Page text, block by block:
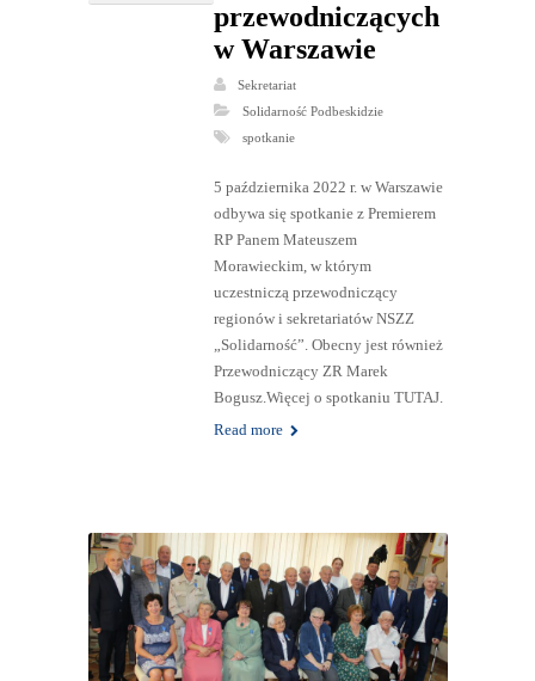
przewodniczących
w Warszawie
Sekretariat
Solidarność Podbeskidzie
spotkanie
5 października 2022 r. w Warszawie
odbywa się spotkanie z Premierem
RP Panem Mateuszem
Morawieckim, w którym
uczestniczą przewodniczący
regionów i sekretariatów NSZZ
„Solidarność”. Obecny jest również
Przewodniczący ZR Marek
Bogusz.Więcej o spotkaniu TUTAJ.
Read more